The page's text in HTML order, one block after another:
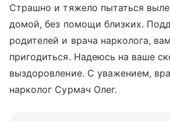
Страшно и тяжело пытаться
домой, без помощи близких.
родителей и врача нарколога,
пригодиться. Надеюсь на ваше
выздоровление. С уважением,
нарколог Сурмач Олег.